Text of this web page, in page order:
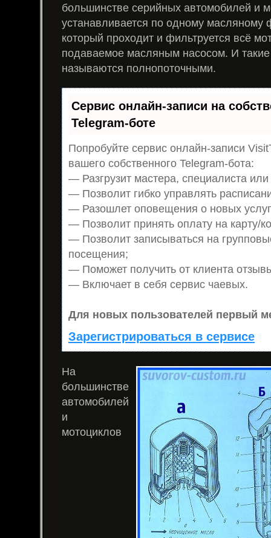
большинстве серийных автомобилей и
устанавливается по одному масляному
который проходит и фильтруется всё
подаваемое масляным насосом. И
называются полнопоточными.
Сервис онлайн-записи на
Telegram-боте
Попробуйте сервис онлайн-записи
вашего собственного Telegram-бота:
— Разгрузит мастера, специалиста
— Позволит гибко управлять
— Разошлет оповещения о новых
— Позволит принять оплату на карту/
— Позволит записываться на
посещения;
— Поможет получить от клиента
— Включает в себя сервис чаевых.
Для новых пользователей первый
Зарегистрироваться в сервисе
На
большинстве
автомобилей
и
мотоциклов